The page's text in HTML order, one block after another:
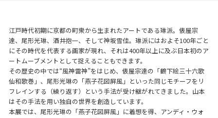
江戸時代初期に京都の町衆から生まれたアートである琳派。俵屋宗
達、尾形光琳、酒井抱一、そして神坂雪佳。琳派にはおよそ100年ごと
にその時代を代表する画家が現れ、それは400年以上に及ぶ日本初のア
ートムーブメントとして捉えることもできます。
その歴史の中では“風神雷神”をはじめ、俵屋宗達の「鶴下絵三十六歌
仙和歌巻」、尾形光琳の「燕子花図屏風」といった同じモチーフをリ
フレインする（繰り返す）という手法が受け継がれてきました。山本
はその手法を用い独自の世界を創造しています。
本展では、尾形光琳の「燕子花図屏風」に着想を得、アンディ・ウォ